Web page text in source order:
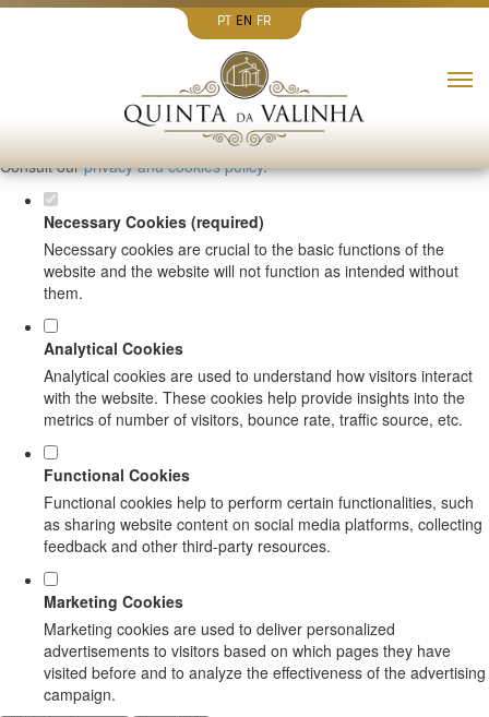
Set your cookie preferences for this
This website uses strictly necessary, analytical and functional cookies
to offer you a good browsing experience and access to all features.
Consult ourprivacy and cookies policy.
Necessary Cookies (required)
Necessary cookies are crucial to the basic functions of the
website and the website will not function as intended without
them.
Analytical Cookies
Analytical cookies are used to understand how visitors interact
with the website. These cookies help provide insights into the
metrics of number of visitors, bounce rate, traffic source, etc.
Functional Cookies
Functional cookies help to perform certain functionalities, such
as sharing website content on social media platforms, collecting
feedback and other third-party resources.
Marketing Cookies
Marketing cookies are used to deliver personalized
advertisements to visitors based on which pages they have
visited before and to analyze the effectiveness of the advertising
campaign.
PT EN FR